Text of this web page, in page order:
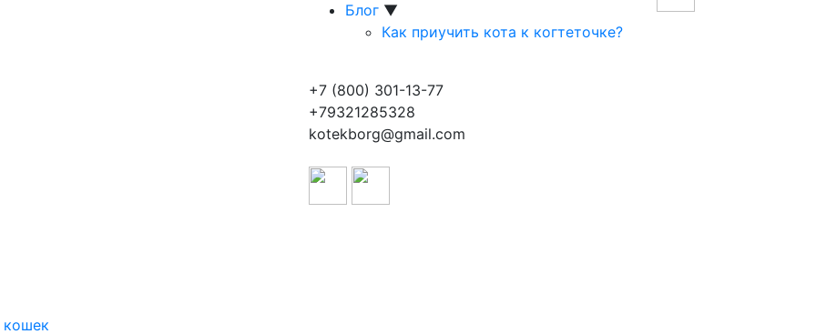
Блог ▼
Как приучить кота к когтеточке?
+7 (800) 301-13-77
+79321285328
kotekborg@gmail.com
кошек